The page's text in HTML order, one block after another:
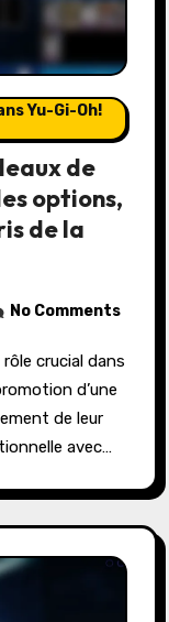
Yu-Gi-Oh!
de
options,
de la
No Comments
d’une
de leur
avec…